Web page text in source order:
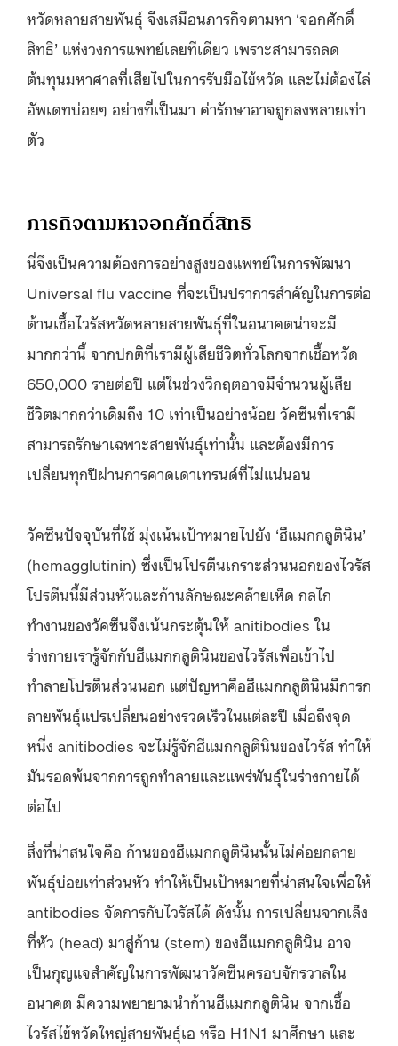
หวัดหลายสายพันธุ์ จึงเสมือนภารกิจตามหา ‘จอกศักดิ์
สิทธิ’ แห่งวงการแพทย์เลยทีเดียว เพราะสามารถลด
ต้นทุนมหาศาลที่เสียไปในการรับมือไข้หวัด และไม่ต้องไล่
อัพเดทบ่อยๆ อย่างที่เป็นมา ค่ารักษาอาจถูกลงหลายเท่า
ตัว
ภารกิจตามหาจอกศักดิ์สิทธิ
นี่จึงเป็นความต้องการอย่างสูงของแพทย์ในการพัฒนา
Universal flu vaccine ที่จะเป็นปราการสำคัญในการต่อ
ต้านเชื้อไวรัสหวัดหลายสายพันธุ์ที่ในอนาคตน่าจะมี
มากกว่านี้ จากปกติที่เรามีผู้เสียชีวิตทั่วโลกจากเชื้อหวัด
650,000 รายต่อปี แต่ในช่วงวิกฤตอาจมีจำนวนผู้เสีย
ชีวิตมากกว่าเดิมถึง 10 เท่าเป็นอย่างน้อย วัคซีนที่เรามี
สามารถรักษาเฉพาะสายพันธุ์เท่านั้น และต้องมีการ
เปลี่ยนทุกปีผ่านการคาดเดาเทรนด์ที่ไม่แน่นอน
วัคซีนปัจจุบันที่ใช้ มุ่งเน้นเป้าหมายไปยัง ‘ฮีแมกกลูตินิน’
(hemagglutinin) ซึ่งเป็นโปรตีนเกราะส่วนนอกของไวรัส
โปรตีนนี้มีส่วนหัวและก้านลักษณะคล้ายเห็ด กลไก
ทำงานของวัคซีนจึงเน้นกระตุ้นให้ anitibodies ใน
ร่างกายเรารู้จักกับฮีแมกกลูตินินของไวรัสเพื่อเข้าไป
ทำลายโปรตีนส่วนนอก แต่ปัญหาคือฮีแมกกลูตินินมีการก
ลายพันธุ์แปรเปลี่ยนอย่างรวดเร็วในแต่ละปี เมื่อถึงจุด
หนึ่ง anitibodies จะไม่รู้จักฮีแมกกลูตินินของไวรัส ทำให้
มันรอดพ้นจากการถูกทำลายและแพร่พันธุ์ในร่างกายได้
ต่อไป
สิ่งที่น่าสนใจคือ ก้านของฮีแมกกลูตินินนั้นไม่ค่อยกลาย
พันธุ์บ่อยเท่าส่วนหัว ทำให้เป็นเป้าหมายที่น่าสนใจเพื่อให้
antibodies จัดการกับไวรัสได้ ดังนั้น การเปลี่ยนจากเล็ง
ที่หัว (head) มาสู่ก้าน (stem) ของฮีแมกกลูตินิน อาจ
เป็นกุญแจสำคัญในการพัฒนาวัคซีนครอบจักรวาลใน
อนาคต มีความพยายามนำก้านฮีแมกกลูตินิน จากเชื้อ
ไวรัสไข้หวัดใหญ่สายพันธุ์เอ หรือ H1N1 มาศึกษา และ